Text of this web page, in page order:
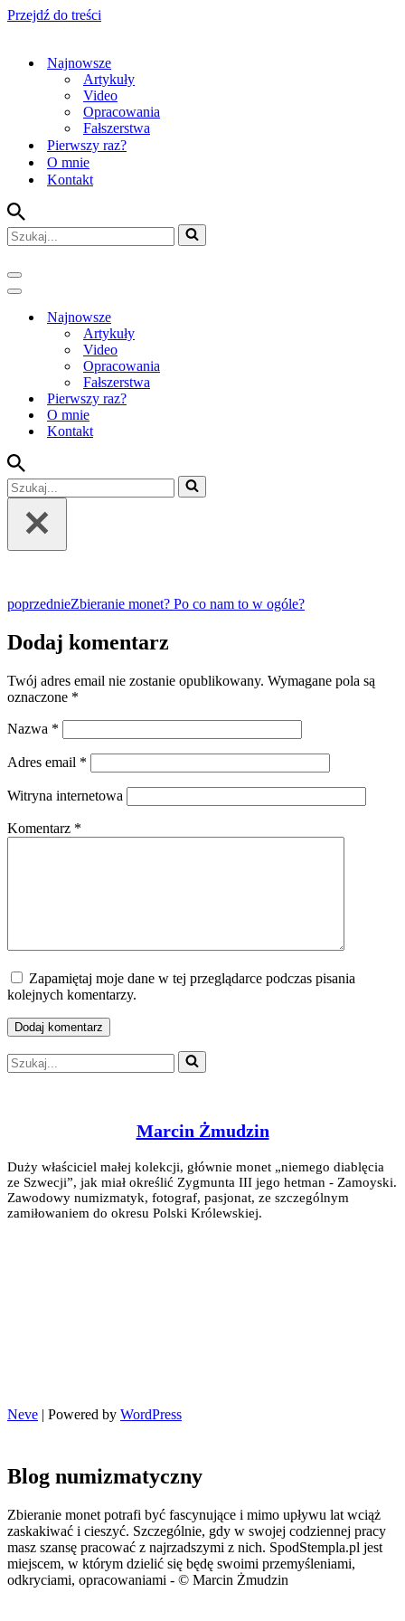
Przejdź do treści
Najnowsze
Artykuły
Video
Opracowania
Fałszerstwa
Pierwszy raz?
O mnie
Kontakt
Szukaj...
Menu
nawigacji
Menu
nawigacjiNajnowsze
Artykuły
Video
Opracowania
Fałszerstwa
Pierwszy raz?
O mnie
Kontakt
Szukaj...
poprzednieZbieranie monet? Po co nam to w ogóle?
Dodaj komentarz
Twój adres email nie zostanie opublikowany. Wymagane pola są
oznaczone *
Nazwa *
Adres email *
Witryna internetowa
Komentarz *
Zapamiętaj moje dane w tej przeglądarce podczas pisania
kolejnych komentarzy.
Szukaj...
Marcin Żmudzin
Duży właściciel małej kolekcji, głównie monet „niemego diablęcia
ze Szwecji”, jak miał określić Zygmunta III jego hetman - Zamoyski.
Zawodowy numizmatyk, fotograf, pasjonat, ze szczególnym
zamiłowaniem do okresu Polski Królewskiej.
Neve | Powered by WordPress
Blog numizmatyczny
Zbieranie monet potrafi być fascynujące i mimo upływu lat wciąż
zaskakiwać i cieszyć. Szczególnie, gdy w swojej codziennej pracy
masz szansę pracować z najrzadszymi z nich. SpodStempla.pl jest
miejscem, w którym dzielić się będę swoimi przemyśleniami,
odkryciami, opracowaniami - © Marcin Żmudzin